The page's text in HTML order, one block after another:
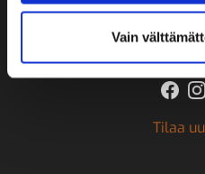
Vain
0600
Tilaa